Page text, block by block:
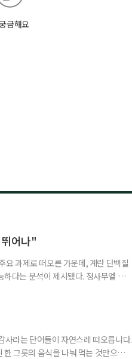
금해요
어나"
요 과제로 떠오른 가운데, 계란 단백질
다는 분석이 제시됐다. 정사무엘 충
단백질원"이라고 밝혔다. 발표에 따
사라는 단어들이 자연스레 떠오릅니다.
그릇의 음식을 나눠 먹는 것만으로